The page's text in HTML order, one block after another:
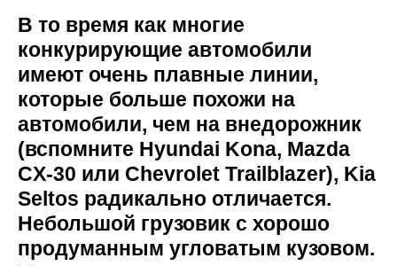
В то время как многие
конкурирующие автомобили
имеют очень плавные линии,
которые больше похожи на
автомобили, чем на внедорожник
(вспомните Hyundai Kona, Mazda
CX-30 или Chevrolet Trailblazer), Kia
Seltos радикально отличается.
Небольшой грузовик с хорошо
продуманным угловатым кузовом.